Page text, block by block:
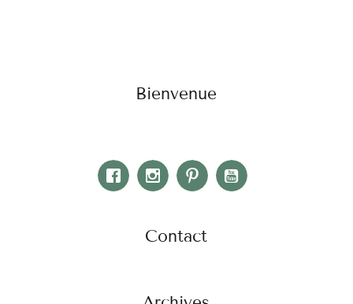
Bienvenue
Contact